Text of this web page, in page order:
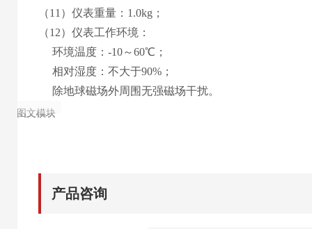
（1 1 ）仪表重量： 1.0kg；
（1 2）仪表工作环境：
环境温度：-10～60℃；
相对湿度：不大于90%；
除地球磁场外周围无强磁场干扰。
图文模块
图文模块
图文模块
图文模块
图文模块
图文模块
图文模块
图文模块
产品咨询